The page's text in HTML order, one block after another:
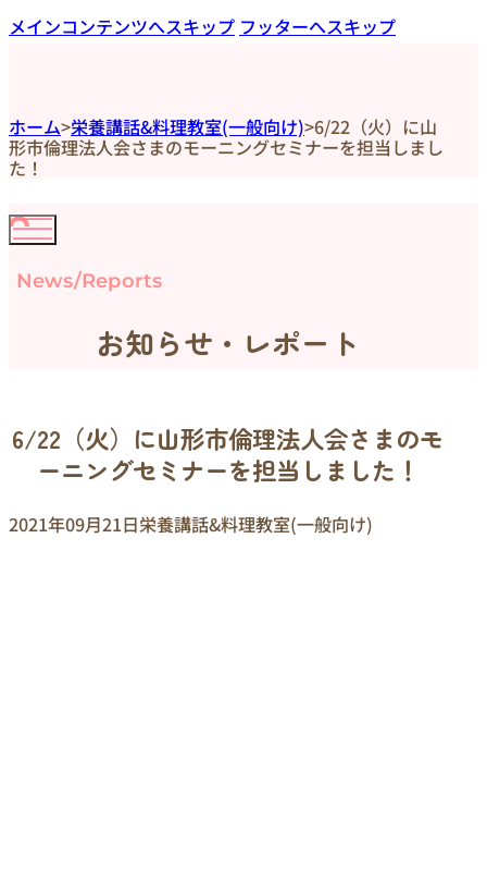
メインコンテンツへスキップ フッターへスキップ
ホーム>栄養講話&料理教室(一般向け)>6/22（火）に山
形市倫理法人会さまのモーニングセミナーを担当しまし
た！
News/Reports
お知らせ・レポート
6/22（火）に山形市倫理法人会さまのモ
ーニングセミナーを担当しました！
2021年09月21日栄養講話&料理教室(一般向け)